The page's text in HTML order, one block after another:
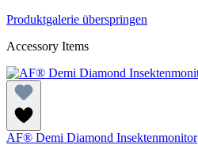
Produktgalerie überspringen
Accessory Items
AF® Demi Diamond Insektenmonitor